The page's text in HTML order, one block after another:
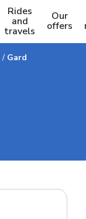
Rides
and
travels
Our
offers
/ Gard